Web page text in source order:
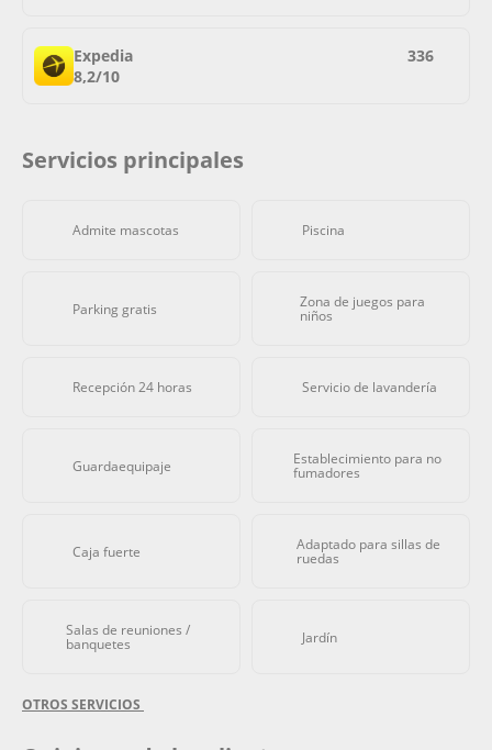
Expedia
8,2/10
336
Servicios principales
Admite mascotas Piscina
Parking gratis Zona de juegos para
niños
Recepción 24 horas Servicio de lavandería
Guardaequipaje Establecimiento para no
fumadores
Caja fuerte Adaptado para sillas de
ruedas
Salas de reuniones /
banquetes Jardín
OTROS SERVICIOS